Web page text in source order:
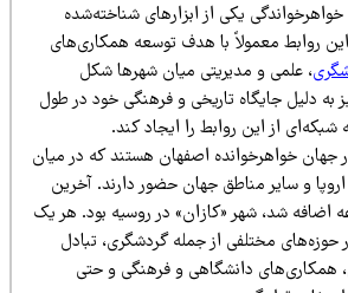
یکی از ابزارهای شناخته‌شده
معمولاً با هدف توسعه همکاری‌های
علمی و مدیریتی میان شهرها شکل
جایگاه تاریخی و فرهنگی خود در طول
از این روابط را ایجاد کند.
در جهان خواهرخوانده اصفهان هستند که در میان
و سایر مناطق جهان حضور دارند. آخرین
شد، شهر «کازان» در روسیه بود. هر یک
مختلفی از جمله گردشگری، تبادل
دانشگاهی و فرهنگی و حتی